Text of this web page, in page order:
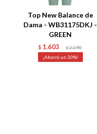
Top New Balance de
Dama - WB31175DKJ -
GREEN
$ 1.603 $ 2.290
30